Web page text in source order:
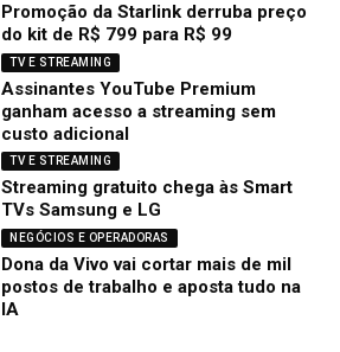
Promoção da Starlink derruba preço
do kit de R$ 799 para R$ 99
TV E STREAMING
Assinantes YouTube Premium
ganham acesso a streaming sem
custo adicional
TV E STREAMING
Streaming gratuito chega às Smart
TVs Samsung e LG
NEGÓCIOS E OPERADORAS
Dona da Vivo vai cortar mais de mil
postos de trabalho e aposta tudo na
IA